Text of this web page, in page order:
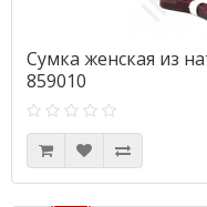
Сумка женская из
859010